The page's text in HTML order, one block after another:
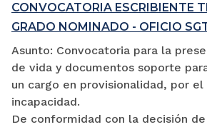
CONVOCATORIA ESCRIBIENTE
GRADO NOMINADO - OFICIO
Asunto: Convocatoria para la
de vida y documentos soporte
un cargo en provisionalidad, por
incapacidad.
De conformidad con la decisión de